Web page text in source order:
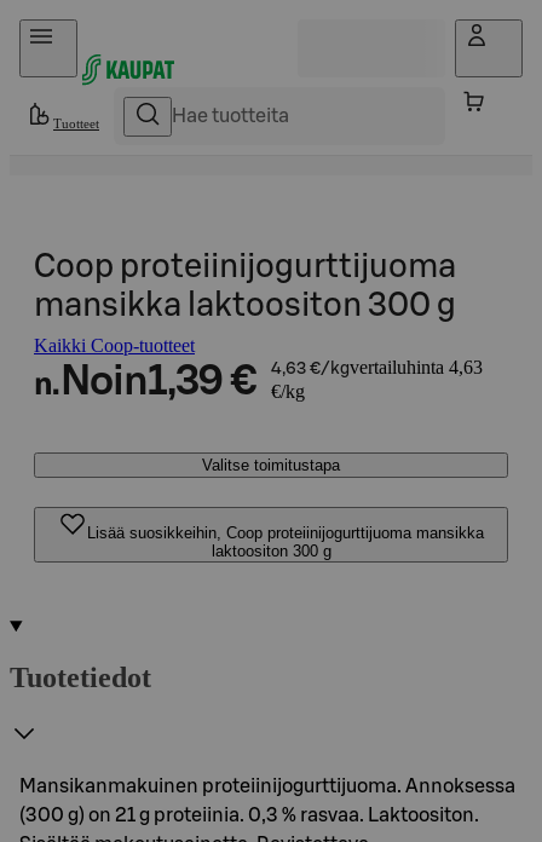
Hyppää sisältöön
Tuotteet
Coop proteiinijogurttijuoma
mansikka laktoositon 300 g
Kaikki Coop-tuotteet
n. Noin1,39 € 4,63 €/kgvertailuhinta 4,63
€/kg
Valitse toimitustapa
Lisää suosikkeihin, Coop proteiinijogurttijuoma mansikka
laktoositon 300 g
Tuotetiedot
Mansikanmakuinen proteiinijogurttijuoma. Annoksessa
(300 g) on 21 g proteiinia. 0,3 % rasvaa. Laktoositon.